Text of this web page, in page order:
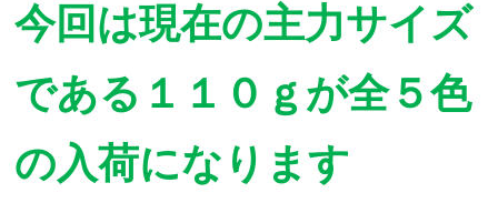
今回は現在の主力サイズ
である１１０ｇが全５色
の入荷になります